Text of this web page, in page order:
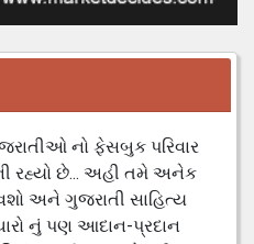
નો ફેસબુક પરિવાર
રહ્યો છે... અહી તમે અનેક
અને ગુજરાતી સાહિત્ય
નું પણ આદાન-પ્રદાન